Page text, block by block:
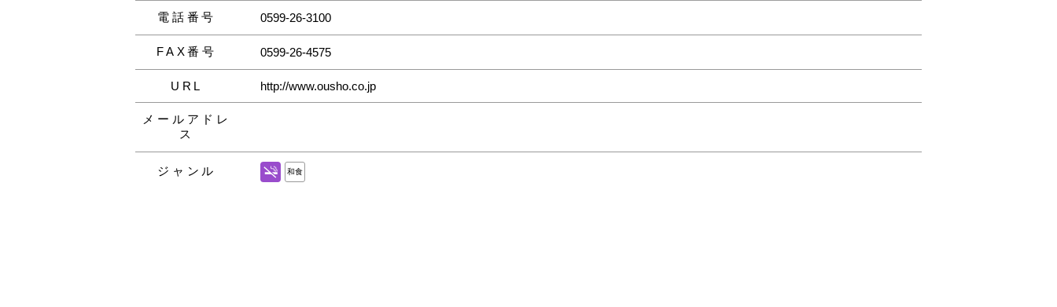
電話番号 0599-26-3100
FAX番号 0599-26-4575
URL http://www.ousho.co.jp
メールアドレ
ス
ジャンル 和食